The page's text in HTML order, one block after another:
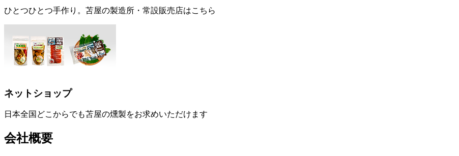
ひとつひとつ手作り。苫屋の製造所・常設販売店はこちら
ネットショップ
日本全国どこからでも苫屋の燻製をお求めいただけます
会社概要